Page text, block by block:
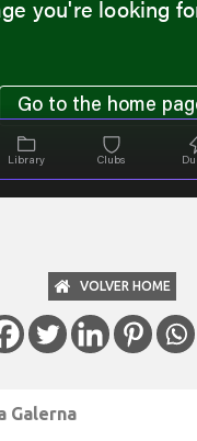
VOLVER HOME
Galerna